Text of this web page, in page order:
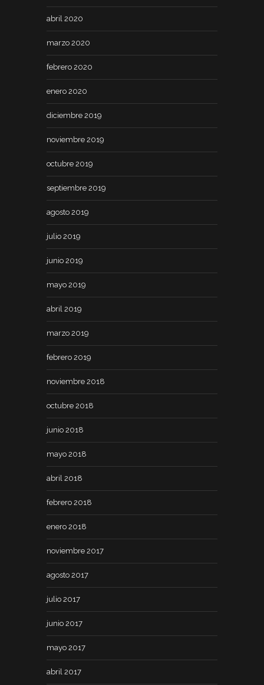
abril 2020
marzo 2020
febrero 2020
enero 2020
diciembre 2019
noviembre 2019
octubre 2019
septiembre 2019
agosto 2019
julio 2019
junio 2019
mayo 2019
abril 2019
marzo 2019
febrero 2019
noviembre 2018
octubre 2018
junio 2018
mayo 2018
abril 2018
febrero 2018
enero 2018
noviembre 2017
agosto 2017
julio 2017
junio 2017
mayo 2017
abril 2017